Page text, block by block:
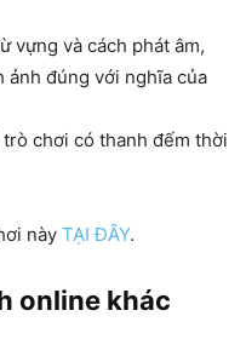
vựng và cách phát âm,
ảnh đúng với nghĩa của
chơi có thanh đếm thời
này TẠI ĐÂY.
online khác